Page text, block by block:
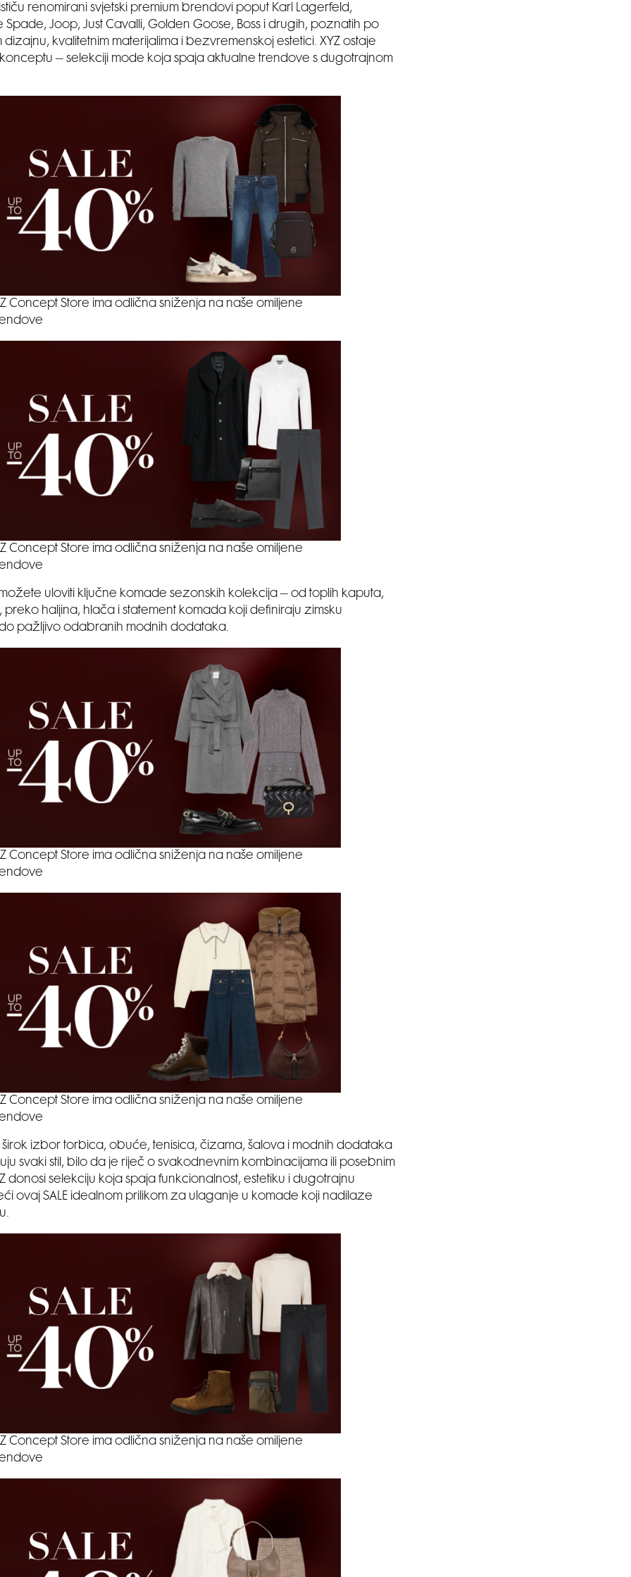
renomirani svjetski premium brendovi poput Karl Lagerfeld,
Spade, Joop, Just Cavalli, Golden Goose, Boss i drugih, poznatih po
dizajnu, kvalitetnim materijalima i bezvremenskoj estetici. XYZ ostaje
– selekciji mode koja spaja aktualne trendove s dugotrajnom
Concept Store ima odlična sniženja na naše omiljene
Concept Store ima odlična sniženja na naše omiljene
uloviti ključne komade sezonskih kolekcija – od toplih kaputa,
preko haljina, hlača i statement komada koji definiraju zimsku
pažljivo odabranih modnih dodataka.
Concept Store ima odlična sniženja na naše omiljene
Concept Store ima odlična sniženja na naše omiljene
izbor torbica, obuće, tenisica, čizama, šalova i modnih dodataka
svaki stil, bilo da je riječ o svakodnevnim kombinacijama ili posebnim
donosi selekciju koja spaja funkcionalnost, estetiku i dugotrajnu
ovaj SALE idealnom prilikom za ulaganje u komade koji nadilaze
Concept Store ima odlična sniženja na naše omiljene